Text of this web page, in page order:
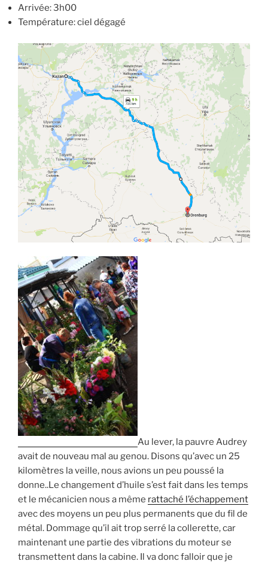
Arrivée: 3h00
Température: ciel dégagé
Au lever, la pauvre Audrey
avait de nouveau mal au genou. Disons qu’avec un 25
kilomètres la veille, nous avions un peu poussé la
donne..Le changement d’huile s’est fait dans les temps
et le mécanicien nous a même rattaché l’échappement
avec des moyens un peu plus permanents que du fil de
métal. Dommage qu’il ait trop serré la collerette, car
maintenant une partie des vibrations du moteur se
transmettent dans la cabine. Il va donc falloir que je